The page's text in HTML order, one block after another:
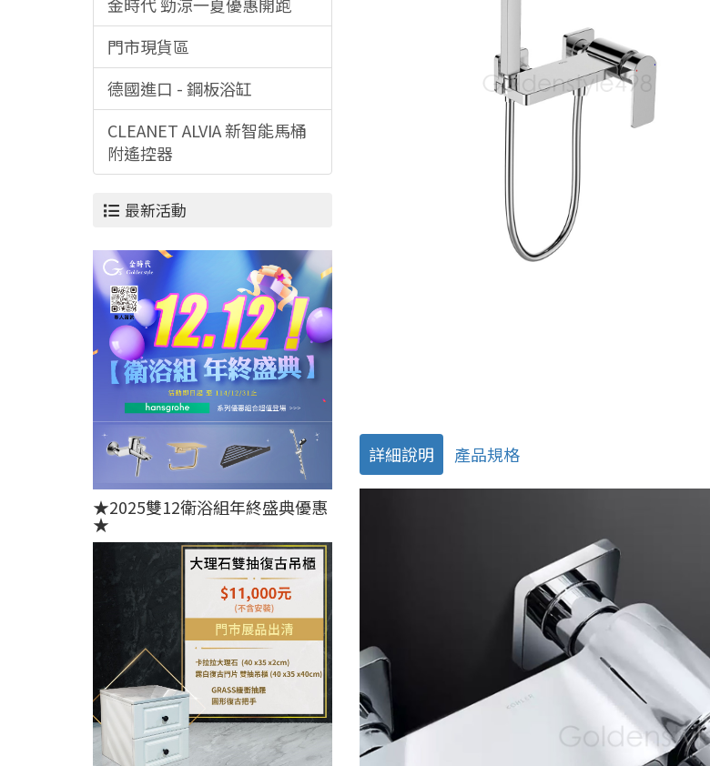
門市現貨區
德國進口 - 鋼板浴缸
CLEANET ALVIA 新智能馬桶
附遙控器
最新活動
★2025雙12衛浴組年終盛典優惠
★
詳細說明 產品規格